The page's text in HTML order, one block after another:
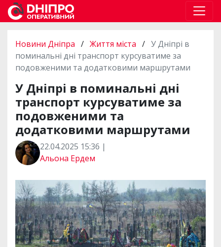
Новини Дніпра / Життя міста / У Дніпрі в
поминальні дні транспорт курсуватиме за
подовженими та додатковими маршрутами
У Дніпрі в поминальні дні
транспорт курсуватиме за
подовженими та
додатковими маршрутами
22.04.2025 15:36 |
Альона Ердем